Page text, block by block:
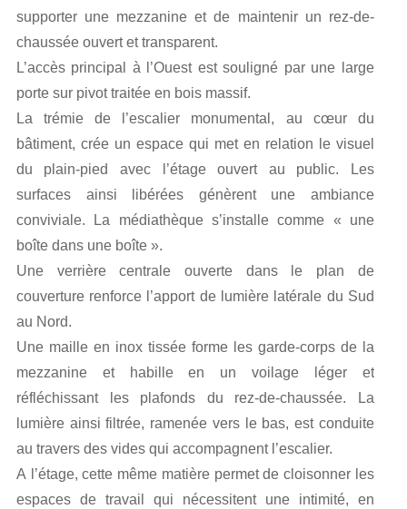
supporter une mezzanine et de maintenir un rez-de-
chaussée ouvert et transparent.
L’accès principal à l’Ouest est souligné par une large
porte sur pivot traitée en bois massif.
La trémie de l’escalier monumental, au cœur du
bâtiment, crée un espace qui met en relation le visuel
du plain-pied avec l’étage ouvert au public. Les
surfaces ainsi libérées génèrent une ambiance
conviviale. La médiathèque s’installe comme « une
boîte dans une boîte ».
Une verrière centrale ouverte dans le plan de
couverture renforce l’apport de lumière latérale du Sud
au Nord.
Une maille en inox tissée forme les garde-corps de la
mezzanine et habille en un voilage léger et
réfléchissant les plafonds du rez-de-chaussée. La
lumière ainsi filtrée, ramenée vers le bas, est conduite
au travers des vides qui accompagnent l’escalier.
A l’étage, cette même matière permet de cloisonner les
espaces de travail qui nécessitent une intimité, en